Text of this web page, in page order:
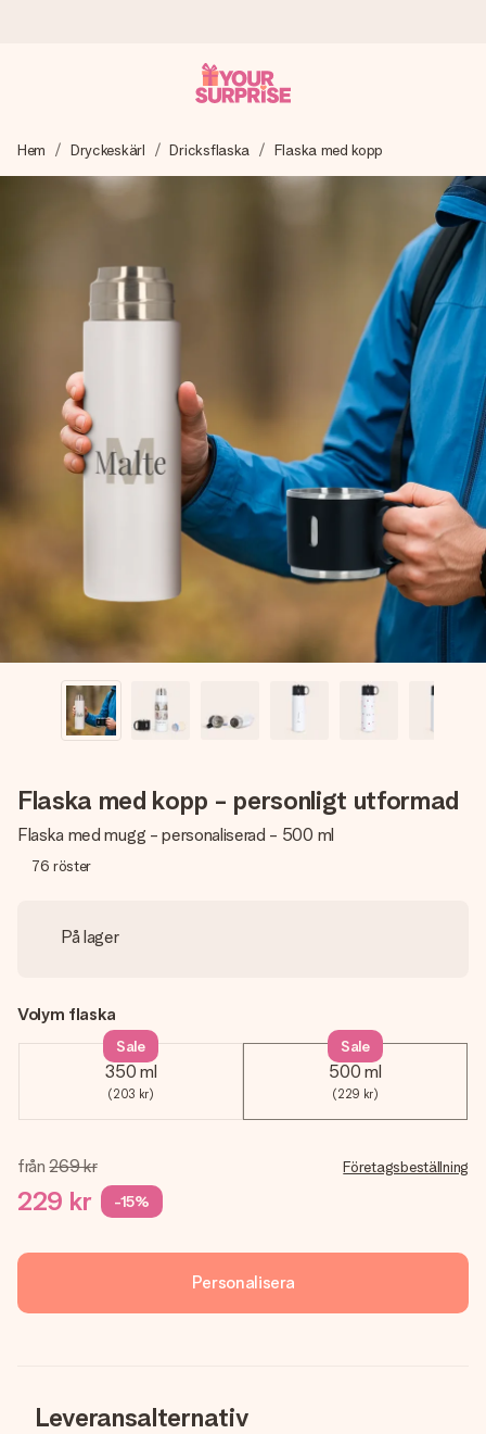
Vi skapar din gåva med omsorg och skickar den blixtsnabbt
– så att du kan ge den i precis rätt tid, när det betyder som
4,6 (baserat på +15 000 recensioner)
Våra gåvor inspirerar. Kunder ger oss 4,6 på Google
Gratis hälsning
Skapa något unikt med bara några få steg – med hennes
namn, ditt foto eller ett meddelande som verkligen berör
hennes hjärta. Inget krångel, bara med all kärlek för stunden.
Hem Dryckeskärl Dricksflaska Flaska med kopp
Flaska med kopp - personligt utformad
Flaska med mugg - personaliserad - 500 ml
76 röster
På lager
Volym flaska
350 ml
(203 kr)
Sale
500 ml
(229 kr)
Sale
från 269 kr
229 kr -15%
Företagsbeställning
Personalisera
Leveransalternativ